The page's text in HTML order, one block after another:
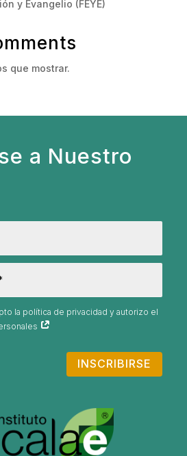
y Evangelio (FEYE)
que mostrar.
a Nuestro
la política de privacidad y autorizo el
INSCRIBIRSE